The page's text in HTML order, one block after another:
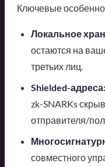
Ключевые
Локальное
остаются на
третьих лиц.
Shielded-адреса:
zk-SNARKs
отправителя/
совместного